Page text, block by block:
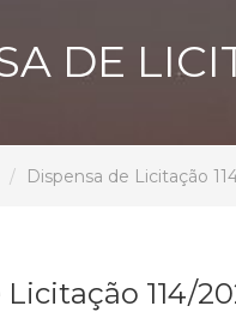
DE
Dispensa de Licitação
114/